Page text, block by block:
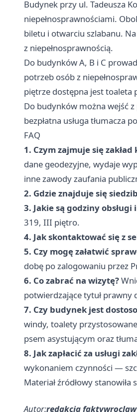
Budynek przy ul. Tadeusza
niepełnosprawnościami.
biletu i otwarciu szlabanu.
z niepełnosprawnością.
Do budynków A, B i C
potrzeb osób z
piętrze dostępna jest toaleta
Do budynków można wejść
bezpłatna usługa tłumacza
FAQ
1. Czym zajmuje się
dane geodezyjne, wydaje
inne zawody zaufania
2. Gdzie znajduje się
3. Jakie są godziny
319, III piętro.
4. Jak skontaktować się z
5. Czy mogę załatwić
dobę po zalogowaniu przez
6. Co zabrać na wizytę?
potwierdzające tytuł prawny
7. Czy budynek jest
windy, toalety
psem asystującym oraz
8. Jak zapłacić za usługi
wykonaniem czynności —
Materiał źródłowy
Autor:redakcja faktywroclaw